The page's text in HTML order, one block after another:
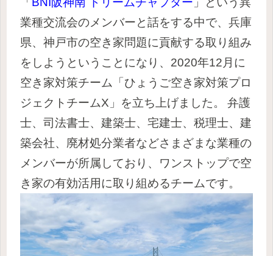
業種交流会のメンバーと話をする中で、兵庫
県、神戸市の空き家問題に貢献する取り組み
をしようということになり、2020年12月に
空き家対策チーム「ひょうご空き家対策プロ
ジェクトチームX」を立ち上げました。
弁護
士、司法書士、建築士、宅建士、税理士、建
築会社、廃材処分業者などさまざまな業種の
メンバーが所属しており、ワンストップで空
き家の有効活用に取り組めるチームです。